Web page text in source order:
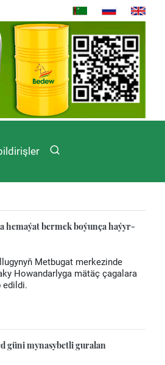
hemaýat bermek boýunça haýyr-
Metbugat merkezinde
Howandarlyga mätäç çagalara
edildi.
güni mynasybetli guralan